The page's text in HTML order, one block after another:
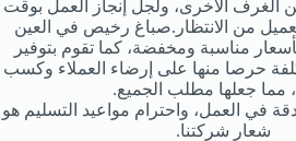
الغرف الأخرى، ولجل إنجاز العمل بوقت
من الانتظار.صباغ رخيص في العين
مناسبة ومخفضة، كما تقوم بتوفير
حرصا منها على إرضاء العملاء وكسب
مما جعلها مطلب الجميع.
في العمل، واحترام مواعيد التسليم هو
شعار شركتنا.